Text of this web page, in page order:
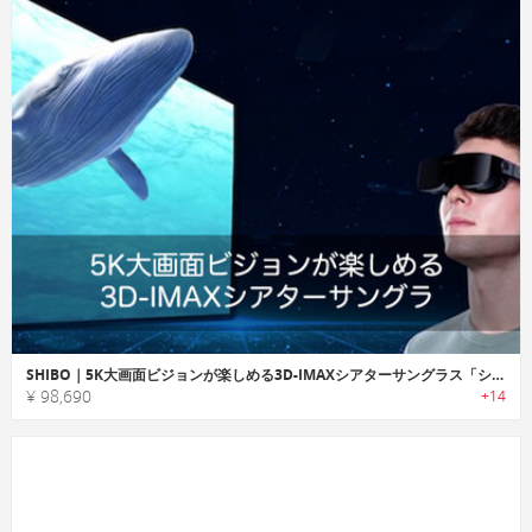
SHIBO｜5K大画面ビジョンが楽しめる3D-IMAXシアターサングラス「シボー」
¥ 98,690 +14